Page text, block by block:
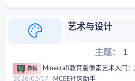
艺术与设计
主题 1
教程
Minecraft教育版像素艺术入门
2026/03/17 MCEE社区助手